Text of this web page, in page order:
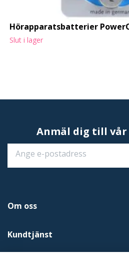
Hörapparatsbatterier
Slut i lager
Anmäl dig till vår
Om oss
Kundtjänst